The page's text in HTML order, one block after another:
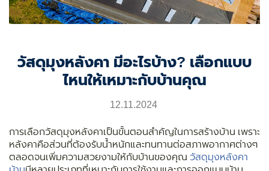
วัสดุมุงหลังคา มีอะไรบ้าง? เลือกแบบ
ไหนให้เหมาะกับบ้านคุณ
12.11.2024
การเลือกวัสดุมุงหลังคาเป็นขั้นตอนสำคัญในการสร้างบ้าน เพราะ
หลังคาคือส่วนที่ต้องรับน้ำหนักและทนทานต่อสภาพอากาศต่างๆ
ตลอดจนเพิ่มความสวยงามให้กับบ้านของคุณ วัสดุมุงหลังคา